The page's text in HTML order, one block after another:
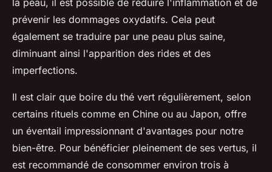
la peau, il est possible de réduire l'inflammation et de
prévenir les dommages oxydatifs. Cela peut
également se traduire par une peau plus saine,
diminuant ainsi l'apparition des rides et des
imperfections.
Il est clair que boire du thé vert régulièrement, selon
certains rituels comme en Chine ou au Japon, offre
un éventail impressionnant d'avantages pour notre
bien-être. Pour bénéficier pleinement de ses vertus, il
est recommandé de consommer environ trois à